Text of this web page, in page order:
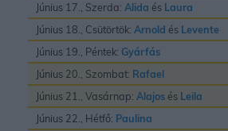
Június 17., Szerda: Alida és Laura
Június 18., Csütörtök: Arnold és Levente
Június 19., Péntek: Gyárfás
Június 20., Szombat: Rafael
Június 21., Vasárnap: Alajos és Leila
Június 22., Hétfő: Paulina